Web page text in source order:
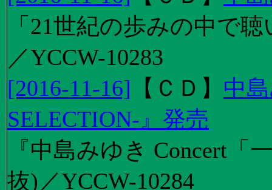
「21世紀の歩みの中で
／YCCW-10283
[2016-11-16] 【 ＣＤ 】 中
SELECTION-』発売
『中島みゆき Concert
抜)／YCCW-10284